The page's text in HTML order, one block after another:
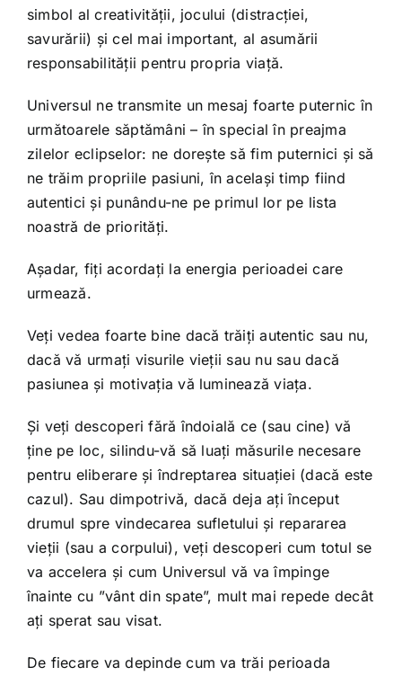
simbol al creativității, jocului (distracției,
savurării) și cel mai important, al asumării
responsabilității pentru propria viață.
Universul ne transmite un mesaj foarte puternic în
următoarele săptămâni – în special în preajma
zilelor eclipselor: ne dorește să fim puternici și să
ne trăim propriile pasiuni, în același timp fiind
autentici și punându-ne pe primul lor pe lista
noastră de priorități.
Așadar, fiți acordați la energia perioadei care
urmează.
Veți vedea foarte bine dacă trăiți autentic sau nu,
dacă vă urmați visurile vieții sau nu sau dacă
pasiunea și motivația vă luminează viața.
Și veți descoperi fără îndoială ce (sau cine) vă
ține pe loc, silindu-vă să luați măsurile necesare
pentru eliberare și îndreptarea situației (dacă este
cazul). Sau dimpotrivă, dacă deja ați început
drumul spre vindecarea sufletului și repararea
vieții (sau a corpului), veți descoperi cum totul se
va accelera și cum Universul vă va împinge
înainte cu ”vânt din spate”, mult mai repede decât
ați sperat sau visat.
De fiecare va depinde cum va trăi perioada